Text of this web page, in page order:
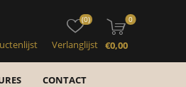
Verlanglijst
(0) 0
€0,00
CONTACT